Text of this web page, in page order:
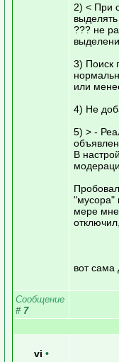
2) < При
??? не
3) Поиск
или
4) Не
5) > -
В
"мусора"
мере
вот сама
Сообщение
# 7
vi •